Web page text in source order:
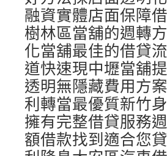
融資實體店面保障
樹林區當舖的週轉
化當舖最佳的借貸
道快速現中壢當舖
透明無隱藏費用方
利轉當最優質新竹
擁有完整借貸服務
額借款找到適合您